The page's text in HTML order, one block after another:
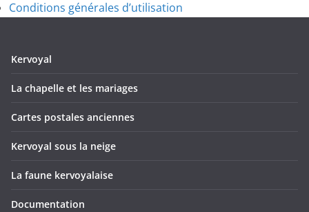
Conditions générales d’utilisation
Kervoyal
La chapelle et les mariages
Cartes postales anciennes
Kervoyal sous la neige
La faune kervoyalaise
Documentation